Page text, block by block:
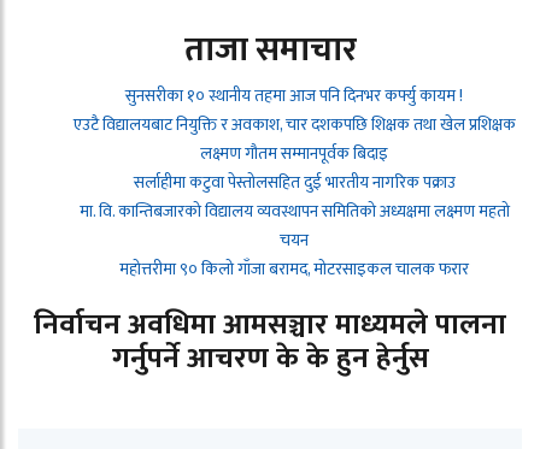
ताजा समाचार
सुनसरीका १० स्थानीय तहमा आज पनि दिनभर कर्फ्यु कायम !
एउटै विद्यालयबाट नियुक्ति र अवकाश, चार दशकपछि शिक्षक तथा खेल प्रशिक्षक
लक्ष्मण गौतम सम्मानपूर्वक बिदाइ
सर्लाहीमा कटुवा पेस्तोलसहित दुई भारतीय नागरिक पक्राउ
मा. वि. कान्तिबजारको विद्यालय व्यवस्थापन समितिको अध्यक्षमा लक्ष्मण महतो
चयन
महोत्तरीमा ९० किलो गाँजा बरामद, मोटरसाइकल चालक फरार
निर्वाचन अवधिमा आमसञ्चार माध्यमले पालना
गर्नुपर्ने आचरण के के हुन हेर्नुस